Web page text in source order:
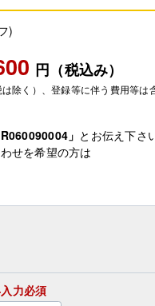
)
円（税込み）
除く）、登録等に伴う費用等は
R060090004」 とお伝え下さ
せを希望の方は
力必須